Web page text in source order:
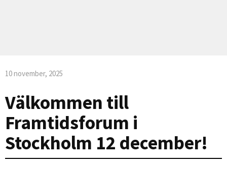
10 november, 2025
Välkommen till
Framtidsforum i
Stockholm 12 december!